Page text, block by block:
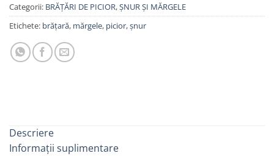
Categorii: BRĂȚĂRI DE PICIOR,ȘNUR ȘI MĂRGELE
Etichete: brățară, mărgele, picior,șnur
Descriere
Informații suplimentare